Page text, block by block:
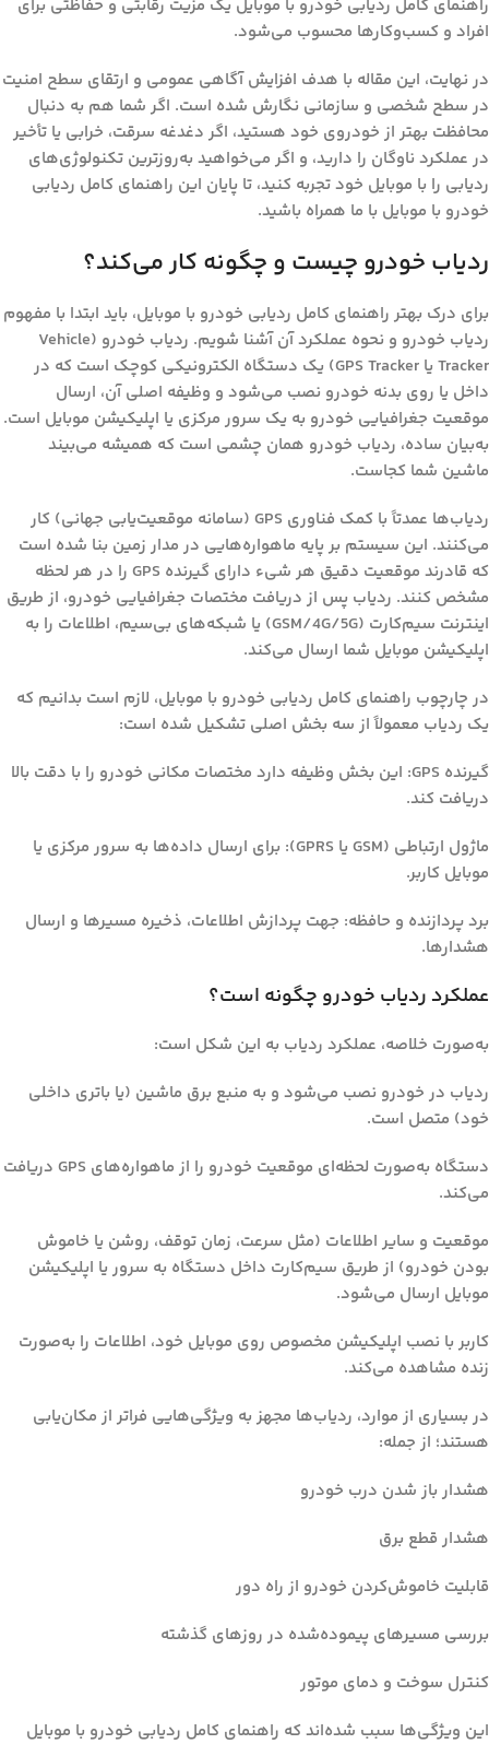
راهنمای کامل ردیابی خودرو با موبایل یک مزیت رقابتی و حفاظتی برای
افراد و کسب‌وکارها محسوب می‌شود.
در نهایت، این مقاله با هدف افزایش آگاهی عمومی و ارتقای سطح امنیت
در سطح شخصی و سازمانی نگارش شده است. اگر شما هم به دنبال
محافظت بهتر از خودروی خود هستید، اگر دغدغه سرقت، خرابی یا تأخیر
در عملکرد ناوگان را دارید، و اگر می‌خواهید به‌روزترین تکنولوژی‌های
ردیابی را با موبایل خود تجربه کنید، تا پایان این راهنمای کامل ردیابی
خودرو با موبایل با ما همراه باشید.
ردیاب خودرو چیست و چگونه کار می‌کند؟
برای درک بهتر راهنمای کامل ردیابی خودرو با موبایل، باید ابتدا با مفهوم
ردیاب خودرو و نحوه عملکرد آن آشنا شویم. ردیاب خودرو (Vehicle
Tracker یا GPS Tracker) یک دستگاه الکترونیکی کوچک است که در
داخل یا روی بدنه خودرو نصب می‌شود و وظیفه اصلی آن، ارسال
موقعیت جغرافیایی خودرو به یک سرور مرکزی یا اپلیکیشن موبایل است.
به‌بیان ساده، ردیاب خودرو همان چشمی است که همیشه می‌بیند
ماشین شما کجاست.
ردیاب‌ها عمدتاً با کمک فناوری GPS (سامانه موقعیت‌یابی جهانی) کار
می‌کنند. این سیستم بر پایه ماهواره‌هایی در مدار زمین بنا شده است
که قادرند موقعیت دقیق هر شیء دارای گیرنده GPS را در هر لحظه
مشخص کنند. ردیاب پس از دریافت مختصات جغرافیایی خودرو، از طریق
اینترنت سیم‌کارت (GSM/4G/5G) یا شبکه‌های بی‌سیم، اطلاعات را به
اپلیکیشن موبایل شما ارسال می‌کند.
در چارچوب راهنمای کامل ردیابی خودرو با موبایل، لازم است بدانیم که
یک ردیاب معمولاً از سه بخش اصلی تشکیل شده است:
گیرنده GPS
: این بخش وظیفه دارد مختصات مکانی خودرو را با دقت بالا
دریافت کند.
ماژول ارتباطی (GSM یا GPRS)
: برای ارسال داده‌ها به سرور مرکزی یا
موبایل کاربر.
برد پردازنده و حافظه: جهت پردازش اطلاعات، ذخیره مسیرها و ارسال
هشدارها.
عملکرد ردیاب خودرو چگونه است؟
به‌صورت خلاصه، عملکرد ردیاب به این شکل است:
ردیاب در خودرو نصب می‌شود و به منبع برق ماشین (یا باتری داخلی
خود) متصل است.
دستگاه به‌صورت لحظه‌ای موقعیت خودرو را از ماهواره‌های GPS دریافت
می‌کند.
موقعیت و سایر اطلاعات (مثل سرعت، زمان توقف، روشن یا خاموش
بودن خودرو) از طریق سیم‌کارت داخل دستگاه به سرور یا اپلیکیشن
موبایل ارسال می‌شود.
کاربر با نصب اپلیکیشن مخصوص روی موبایل خود، اطلاعات را به‌صورت
زنده مشاهده می‌کند.
در بسیاری از موارد، ردیاب‌ها مجهز به ویژگی‌هایی فراتر از مکان‌یابی
هستند؛ از جمله:
هشدار باز شدن درب خودرو
هشدار قطع برق
قابلیت خاموش‌کردن خودرو از راه دور
بررسی مسیرهای پیموده‌شده در روزهای گذشته
کنترل سوخت و دمای موتور
این ویژگی‌ها سبب شده‌اند که راهنمای کامل ردیابی خودرو با موبایل